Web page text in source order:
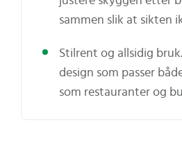
sammen slik at sikten
Stilrent og allsidig
design som passer
som restauranter og